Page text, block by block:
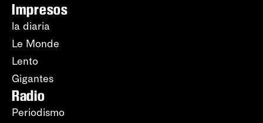
Impresos
la diaria
Le Monde
Lento
Gigantes
Radio
Periodismo